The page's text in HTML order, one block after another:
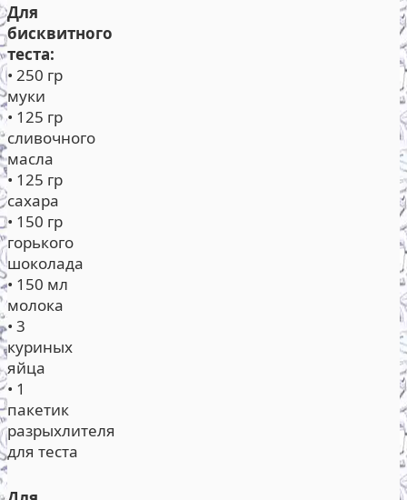
Для
бисквитного
теста:
• 250 гр
муки
• 125 гр
сливочного
масла
• 125 гр
сахара
• 150 гр
горького
шоколада
• 150 мл
молока
• 3
куриных
яйца
• 1
пакетик
разрыхлителя
для теста